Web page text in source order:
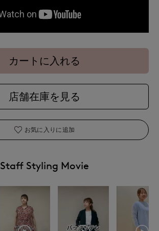
カートに入れる
店舗在庫を見る
お気に入りに追加
Staff Styling Movie